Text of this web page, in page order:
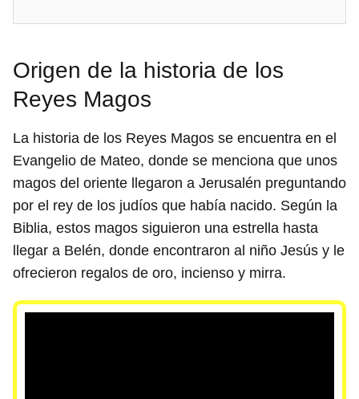
Origen de la historia de los
Reyes Magos
La historia de los Reyes Magos se encuentra en el
Evangelio de Mateo, donde se menciona que unos
magos del oriente llegaron a Jerusalén preguntando
por el rey de los judíos que había nacido. Según la
Biblia, estos magos siguieron una estrella hasta
llegar a Belén, donde encontraron al niño Jesús y le
ofrecieron regalos de oro, incienso y mirra.